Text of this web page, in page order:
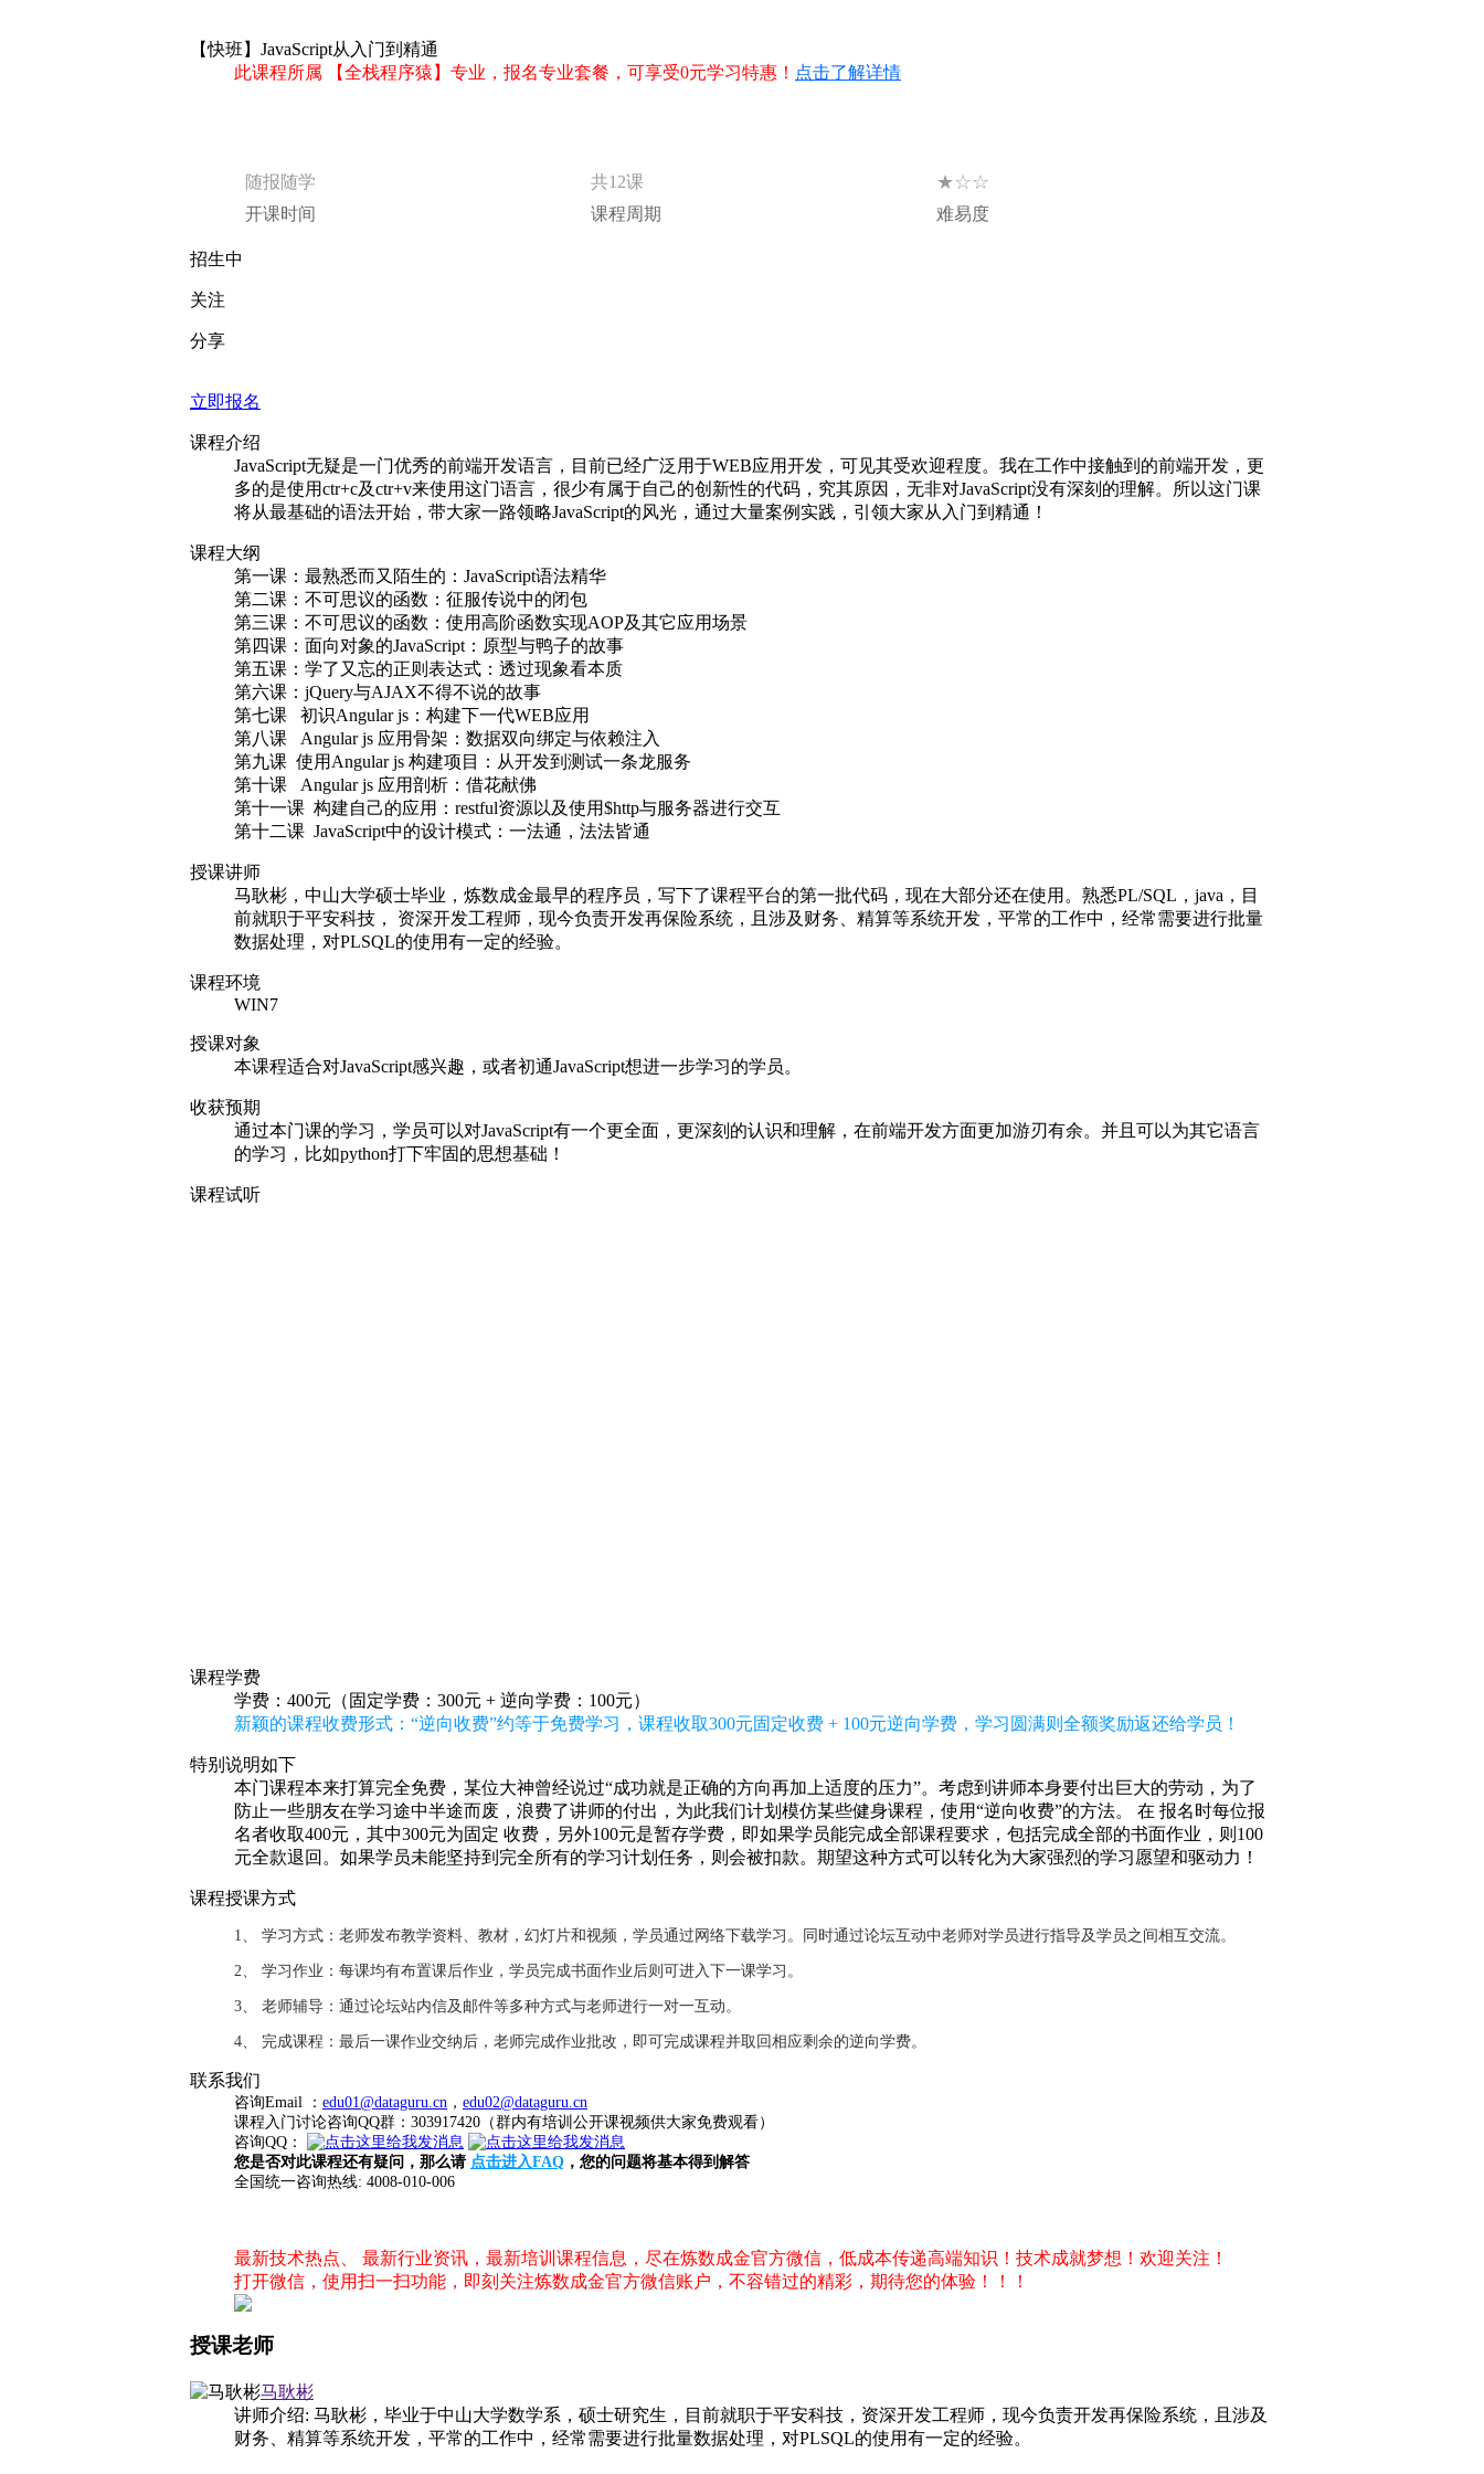
【快班】JavaScript从入门到精通
此课程所属 【全栈程序猿】专业，报名专业套餐，可享受0元学习特惠！ 点击了解详情
随报随学 共12课 ★☆☆
开课时间 课程周期 难易度
招生中
关注
分享
立即报名
课程介绍
JavaScript无疑是一门优秀的前端开发语言，目前已经广泛用于WEB应用开发，可见其受欢迎程度。我在工作中接触到的前端开发，更
多的是使用ctr+c及ctr+v来使用这门语言，很少有属于自己的创新性的代码，究其原因，无非对JavaScript没有深刻的理解。所以这门课
将从最基础的语法开始，带大家一路领略JavaScript的风光，通过大量案例实践，引领大家从入门到精通！
课程大纲
第一课：最熟悉而又陌生的：JavaScript语法精华
第二课：不可思议的函数：征服传说中的闭包
第三课：不可思议的函数：使用高阶函数实现AOP及其它应用场景
第四课：面向对象的JavaScript：原型与鸭子的故事
第五课：学了又忘的正则表达式：透过现象看本质
第六课：jQuery与AJAX不得不说的故事
第七课 初识Angular js：构建下一代WEB应用
第八课 Angular js 应用骨架：数据双向绑定与依赖注入
第九课 使用Angular js 构建项目：从开发到测试一条龙服务
第十课 Angular js 应用剖析：借花献佛
第十一课 构建自己的应用：restful资源以及使用$http与服务器进行交互
第十二课 JavaScript中的设计模式：一法通，法法皆通
授课讲师
马耿彬，中山大学硕士毕业，炼数成金最早的程序员，写下了课程平台的第一批代码，现在大部分还在使用。熟悉PL/SQL，java，目
前就职于平安科技， 资深开发工程师，现今负责开发再保险系统，且涉及财务、精算等系统开发，平常的工作中，经常需要进行批量
数据处理，对PLSQL的使用有一定的经验。
课程环境
WIN7
授课对象
本课程适合对JavaScript感兴趣，或者初通JavaScript想进一步学习的学员。
收获预期
通过本门课的学习，学员可以对JavaScript有一个更全面，更深刻的认识和理解，在前端开发方面更加游刃有余。并且可以为其它语言
的学习，比如python打下牢固的思想基础！
课程试听
课程学费
学费：400元（固定学费：300元 + 逆向学费：100元）
新颖的课程收费形式：“逆向收费”约等于免费学习，课程收取300元固定收费 + 100元逆向学费，学习圆满则全额奖励返还给学员！
特别说明如下
本门课程本来打算完全免费，某位大神曾经说过“成功就是正确的方向再加上适度的压力”。考虑到讲师本身要付出巨大的劳动，为了
防止一些朋友在学习途中半途而废，浪费了讲师的付出，为此我们计划模仿某些健身课程，使用“逆向收费”的方法。 在 报名时每位报
名者收取400元，其中300元为固定 收费，另外100元是暂存学费，即如果学员能完成全部课程要求，包括完成全部的书面作业，则100
元全款退回。如果学员未能坚持到完全所有的学习计划任务，则会被扣款。期望这种方式可以转化为大家强烈的学习愿望和驱动力！
课程授课方式
1、 学习方式：老师发布教学资料、教材，幻灯片和视频，学员通过网络下载学习。同时通过论坛互动中老师对学员进行指导及学员之间相互交流。
2、 学习作业：每课均有布置课后作业，学员完成书面作业后则可进入下一课学习。
3、 老师辅导：通过论坛站内信及邮件等多种方式与老师进行一对一互动。
4、 完成课程：最后一课作业交纳后，老师完成作业批改，即可完成课程并取回相应剩余的逆向学费。
联系我们
咨询Email ： edu01@dataguru.cn ， edu02@dataguru.cn
课程入门讨论咨询QQ群：303917420（群内有培训公开课视频供大家免费观看）
咨询QQ：
您是否对此课程还有疑问，那么请 点击进入FAQ ，您的问题将基本得到解答
全国统一咨询热线: 4008-010-006
最新技术热点、 最新行业资讯，最新培训课程信息，尽在炼数成金官方微信，低成本传递高端知识！技术成就梦想！欢迎关注！
打开微信，使用扫一扫功能，即刻关注炼数成金官方微信账户，不容错过的精彩，期待您的体验！！！
授课老师
马耿彬
讲师介绍: 马耿彬，毕业于中山大学数学系，硕士研究生，目前就职于平安科技，资深开发工程师，现今负责开发再保险系统，且涉及
财务、精算等系统开发，平常的工作中，经常需要进行批量数据处理，对PLSQL的使用有一定的经验。